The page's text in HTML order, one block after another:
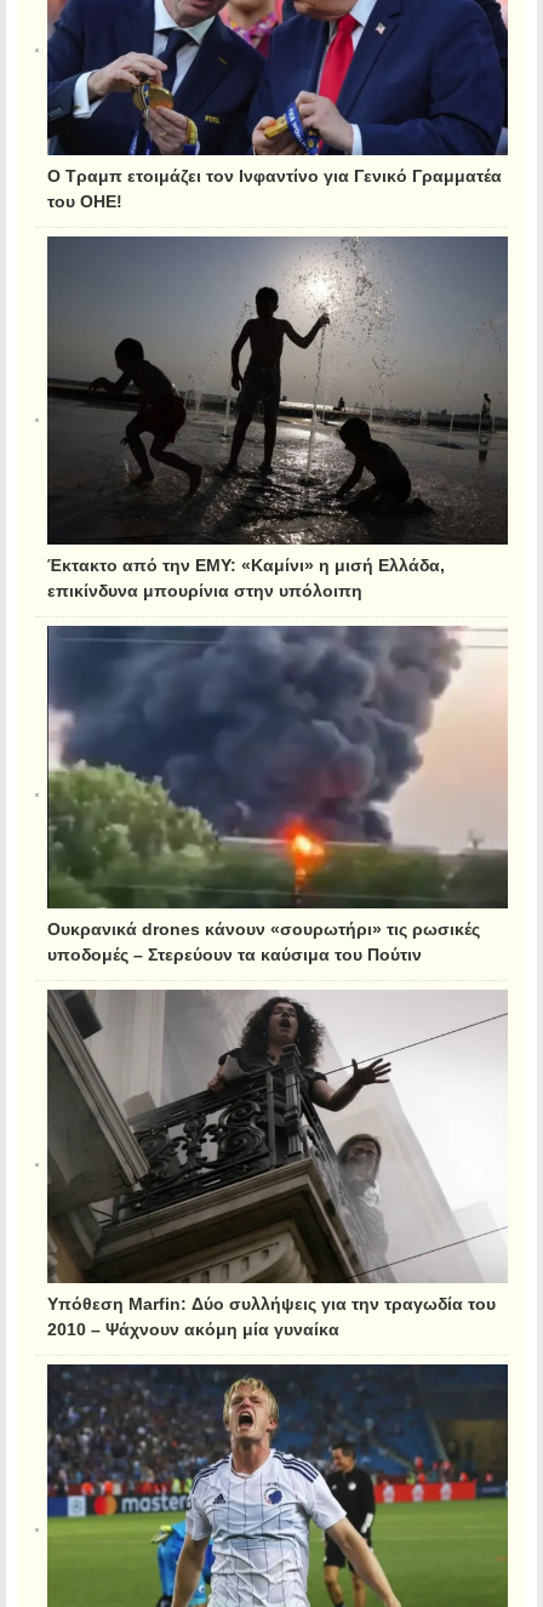
Ο Τραμπ ετοιμάζει τον Ινφαντίνο για Γενικό Γραμματέα
του ΟΗΕ!
Έκτακτο από την ΕΜΥ: «Καμίνι» η μισή Ελλάδα,
επικίνδυνα μπουρίνια στην υπόλοιπη
Ουκρανικά drones κάνουν «σουρωτήρι» τις ρωσικές
υποδομές – Στερεύουν τα καύσιμα του Πούτιν
Υπόθεση Marfin: Δύο συλλήψεις για την τραγωδία του
2010 – Ψάχνουν ακόμη μία γυναίκα